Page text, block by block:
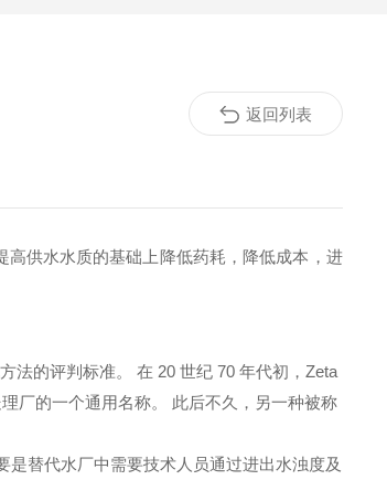
供水水质的基础上降低药耗，降低成本，进
法的评判标准。 在 20世纪70年代初，Zeta
厂的一个通用名称。 此后不久，另一种被称
是替代水厂中需要技术人员通过进出水浊度及
返回列表